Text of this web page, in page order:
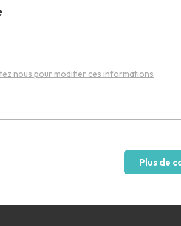
nous pour modifier ces informations
Plus de